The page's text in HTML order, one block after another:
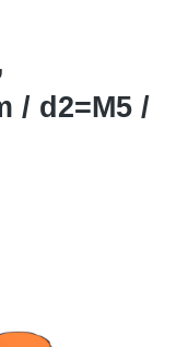
/ d2=M5 /